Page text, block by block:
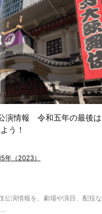
演情報 令和五年の最後は
う！
年（2023）
公演情報を、劇場や演目、配役な